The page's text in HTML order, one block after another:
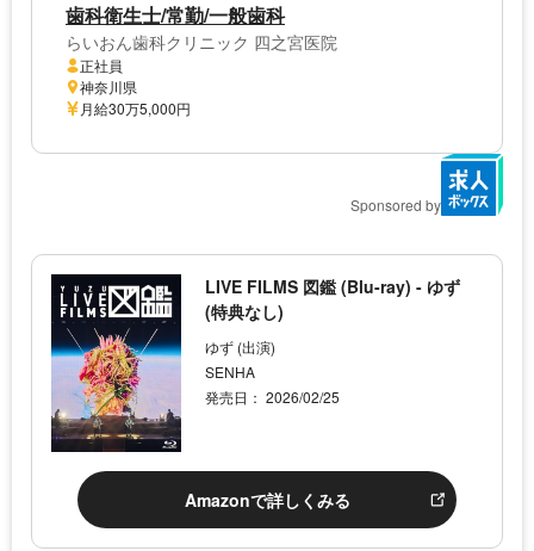
歯科衛生士/常勤/一般歯科
らいおん歯科クリニック 四之宮医院
正社員
神奈川県
月給30万5,000円
Sponsored by
LIVE FILMS 図鑑 (Blu-ray) - ゆず
(特典なし)
ゆず (出演)
SENHA
発売日： 2026/02/25
Amazonで詳しくみる